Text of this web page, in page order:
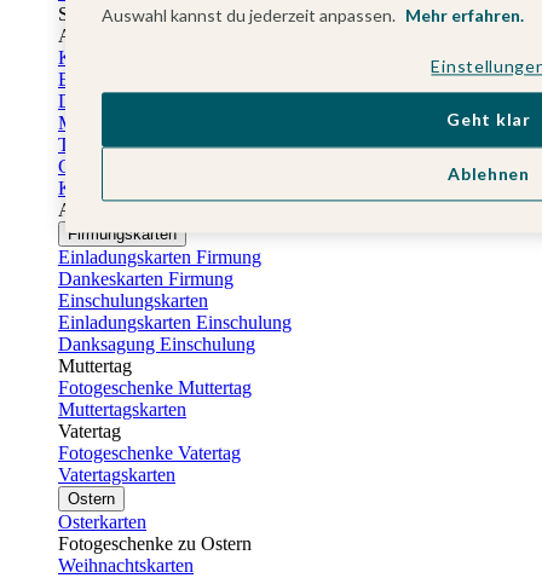
Sticker Taufe
Absenderaufkleber Taufe
Konfirmationskarten
Einladungskarten Konfirmation
Danksagung Konfirmation
Menükarten Konfirmation
Tischkarten Konfirmation
Gästebuch Konfirmation
Kerzen Konfirmation
Aufkleber zum Anlass Ihres Kindes
Firmungskarten
Einladungskarten Firmung
Dankeskarten Firmung
Einschulungskarten
Einladungskarten Einschulung
Danksagung Einschulung
Muttertag
Fotogeschenke Muttertag
Muttertagskarten
Vatertag
Fotogeschenke Vatertag
Vatertagskarten
Ostern
Osterkarten
Fotogeschenke zu Ostern
Weihnachtskarten
Auswahl kannst du jederzeit anpassen. Mehr erfahren.
Ablehnen
Geht klar